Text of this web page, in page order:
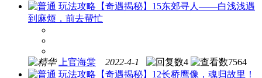
玩法攻略 【奇遇揭秘】15东郊寻人——白浅浅遇
到麻烦，前去帮忙
上官海棠 2022-4-1 4
7564
玩法攻略 【奇遇揭秘】12长桥鹰像，魂归故里！